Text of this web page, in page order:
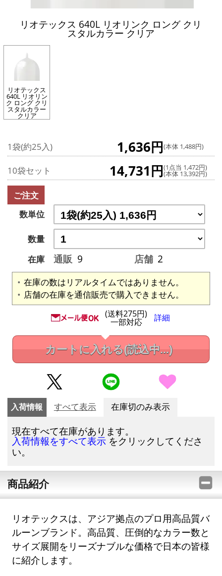
リオテックス 640L リオリンク ロング クリ
スタルカラー クリア
リオテックス
640L リオリン
ク ロング クリ
スタルカラー
クリア
1袋(約25入) 1,636円(本体 1,488円)
10袋セット 14,731円(1点当 1,472円)
(本体 13,392円)
ご注文
数単位
数量
在庫
通販 9 店舗 2
在庫の数はリアルタイムではありません。
店舗の在庫を通信販売で購入できません。
(送料275円)
一部対応 詳細
カートに入れる(読込中...)
入荷情報 すべて表示 在庫切のみ表示
現在すべて在庫があります。
入荷情報をすべて表示 をクリックしてくださ
い。
商品紹介
リオテックスは、アジア拠点のプロ用高品質バ
ルーンブランド。高品質、圧倒的なカラー数と
サイズ展開をリーズナブルな価格で日本の皆様
に紹介します。